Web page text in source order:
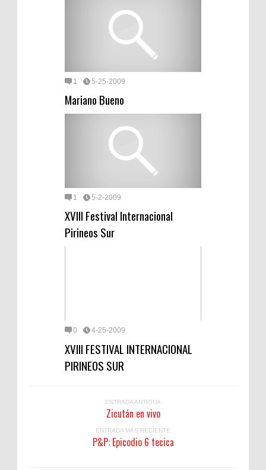
1 5-25-2009
Mariano Bueno
1 5-2-2009
XVIII Festival Internacional
Pirineos Sur
0 4-25-2009
XVIII FESTIVAL INTERNACIONAL
PIRINEOS SUR
ENTRADA ANTIGUA
Zicután en vivo
ENTRADA MÁS RECIENTE
P&P: Epicodio 6 tecica